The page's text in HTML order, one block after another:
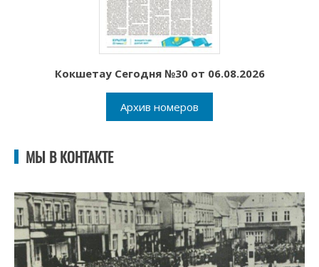
Кокшетау Сегодня №30 от 06.08.2026
Архив номеров
МЫ В КОНТАКТЕ